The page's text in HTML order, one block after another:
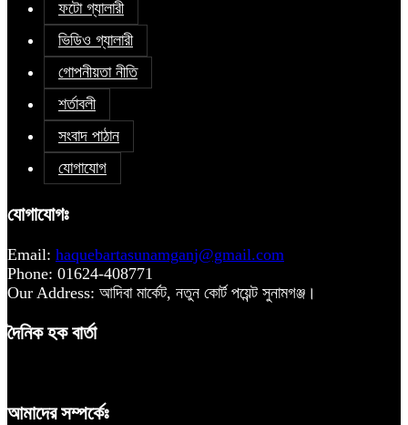
ফটো গ্যালারী
ভিডিও গ্যালারী
গোপনীয়তা নীতি
শর্তাবলী
সংবাদ পাঠান
যোগাযোগ
যোগাযোগঃ
Email: haquebartasunamganj@gmail.com
Phone: 01624-408771
Our Address: আদিবা মার্কেট, নতুন কোর্ট পয়েন্ট সুনামগঞ্জ।
দৈনিক হক বার্তা
আমাদের সম্পর্কেঃ